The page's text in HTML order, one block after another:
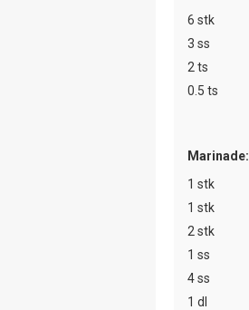
6 stk
3 ss
2 ts
0.5 ts
Marinade:
1 stk
1 stk
2 stk
1 ss
4 ss
1 dl